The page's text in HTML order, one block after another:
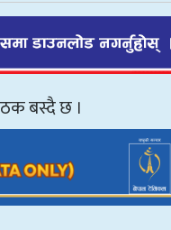
बस्दै छ ।